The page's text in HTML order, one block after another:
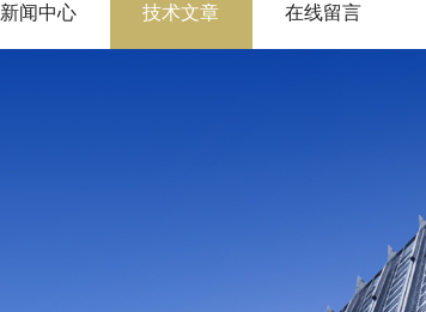
新闻中心 技术文章 在线留言